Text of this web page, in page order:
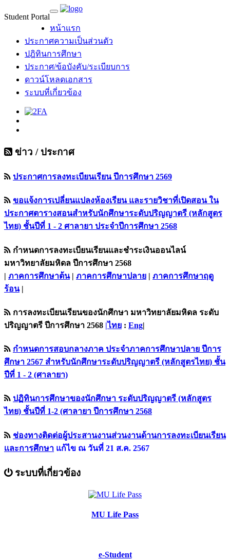
Student Portal
หน้าแรก
ประกาศความเป็นส่วนตัว
ปฎิทินการศึกษา
ประกาศ/ข้อบังคับ/ระเบียบการ
ดาวน์โหลดเอกสาร
ระบบที่เกี่ยวข้อง
ข่าว / ประกาศ
ประกาศการลงทะเบียนเรียน ปีการศึกษา 2569
ขอแจ้งการเปลี่ยนแปลงห้องเรียน และรายวิชาที่เปิดสอน ใน
ประกาศตารางสอนสำหรับนักศึกษาระดับปริญญาตรี (หลักสูตร
ไทย) ชั้นปีที่ 1 - 2 ศาลายา ประจำปีการศึกษา 2568
กำหนดการลงทะเบียนเรียนและชำระเงินออนไลน์
มหาวิทยาลัยมหิดล ปีการศึกษา 2568
| ภาคการศึกษาต้น| ภาคการศึกษาปลาย | ภาคการศึกษาฤดู
ร้อน|
การลงทะเบียนเรียนของนักศึกษา มหาวิทยาลัยมหิดล ระดับ
ปริญญาตรี ปีการศึกษา 2568 |ไทย : Eng|
กำหนดการสอบกลางภาค ประจำภาคการศึกษาปลาย ปีการ
ศึกษา 2567 สำหรับนักศึกษาระดับปริญญาตรี (หลักสูตรไทย) ชั้น
ปีที่ 1 - 2 (ศาลายา)
ปฏิทินการศึกษาของนักศึกษา ระดับปริญญาตรี (หลักสูตร
ไทย) ชั้นปีที่ 1-2 (ศาลายา ปีการศึกษา 2568
ช่องทางติดต่อผู้ประสานงานส่วนงานด้านการลงทะเบียนเรียน
เเละการศึกษา แก้ไข ณ วันที่ 21 ส.ค. 2567
ระบบที่เกี่ยวข้อง
MU Life Pass
e-Student